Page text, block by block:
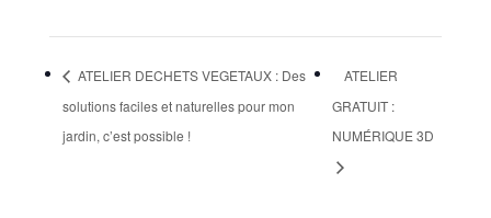
ATELIER DECHETS VEGETAUX : Des
solutions faciles et naturelles pour mon
jardin, c’est possible !
ATELIER
GRATUIT :
NUMÉRIQUE 3D